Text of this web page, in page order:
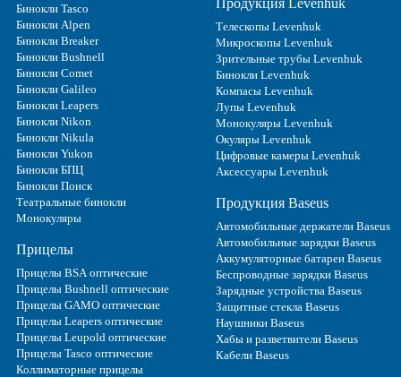
Бинокли Tasco
Бинокли Alpen
Бинокли Breaker
Бинокли Bushnell
Бинокли Comet
Бинокли Galileo
Бинокли Leapers
Бинокли Nikon
Бинокли Nikula
Бинокли Yukon
Бинокли БПЦ
Бинокли Поиск
Театральные бинокли
Монокуляры
Прицелы
Прицелы BSA оптические
Прицелы Bushnell оптические
Прицелы GAMO оптические
Прицелы Leapers оптические
Прицелы Leupold оптические
Прицелы Tasco оптические
Коллиматорные прицелы
Продукция Levenhuk
Телескопы Levenhuk
Микроскопы Levenhuk
Зрительные трубы Levenhuk
Бинокли Levenhuk
Компасы Levenhuk
Лупы Levenhuk
Монокуляры Levenhuk
Окуляры Levenhuk
Цифровые камеры Levenhuk
Аксессуары Levenhuk
Продукция Baseus
Автомобильные держатели Baseus
Автомобильные зарядки Baseus
Аккумуляторные батареи Baseus
Беспроводные зарядки Baseus
Зарядные устройства Baseus
Защитные стекла Baseus
Наушники Baseus
Хабы и разветвители Baseus
Кабели Baseus